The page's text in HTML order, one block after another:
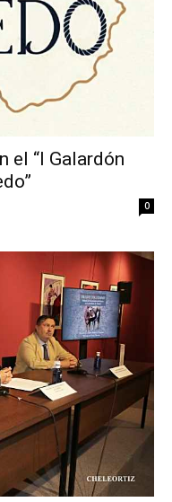
el “I Galardón
0